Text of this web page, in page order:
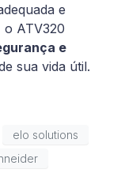
e
o ATV320
e
sua vida útil.
elo solutions